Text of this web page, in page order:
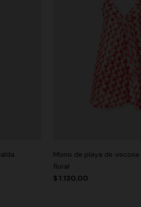
Mono de playa de
floral
$ 1.130,00